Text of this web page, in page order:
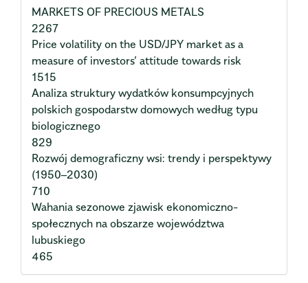
MARKETS OF PRECIOUS METALS
2267
Price volatility on the USD/JPY market as a
measure of investors’ attitude towards risk
1515
Analiza struktury wydatków konsumpcyjnych
polskich gospodarstw domowych według typu
biologicznego
829
Rozwój demograficzny wsi: trendy i perspektywy
(1950–2030)
710
Wahania sezonowe zjawisk ekonomiczno-
społecznych na obszarze województwa
lubuskiego
465